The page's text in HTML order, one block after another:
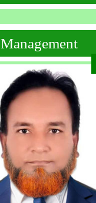
Management